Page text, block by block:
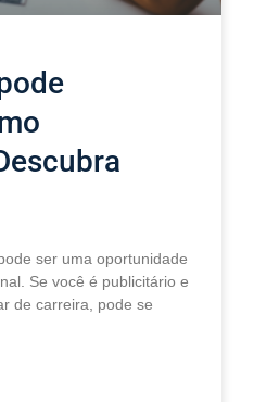
ser uma oportunidade
Se você é publicitário e
de carreira, pode se